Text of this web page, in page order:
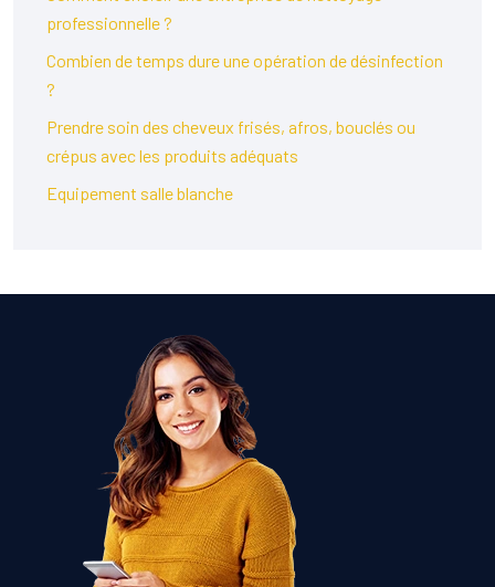
professionnelle ?
Combien de temps dure une opération de désinfection
?
Prendre soin des cheveux frisés, afros, bouclés ou
crépus avec les produits adéquats
Equipement salle blanche